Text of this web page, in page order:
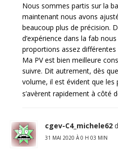
Nous sommes partis sur la
maintenant nous avons
beaucoup plus de précision.
d’expérience dans la fab
proportions assez différentes
Ma PV est bien meilleure
suivre. Dit autrement, dès
volume, il est évident que
s’avèrent rapidement à côté
cgev-C4_michele62
31 MAI 2020 À 0 H 03 MIN